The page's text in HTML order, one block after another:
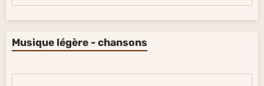
Musique légère - chansons